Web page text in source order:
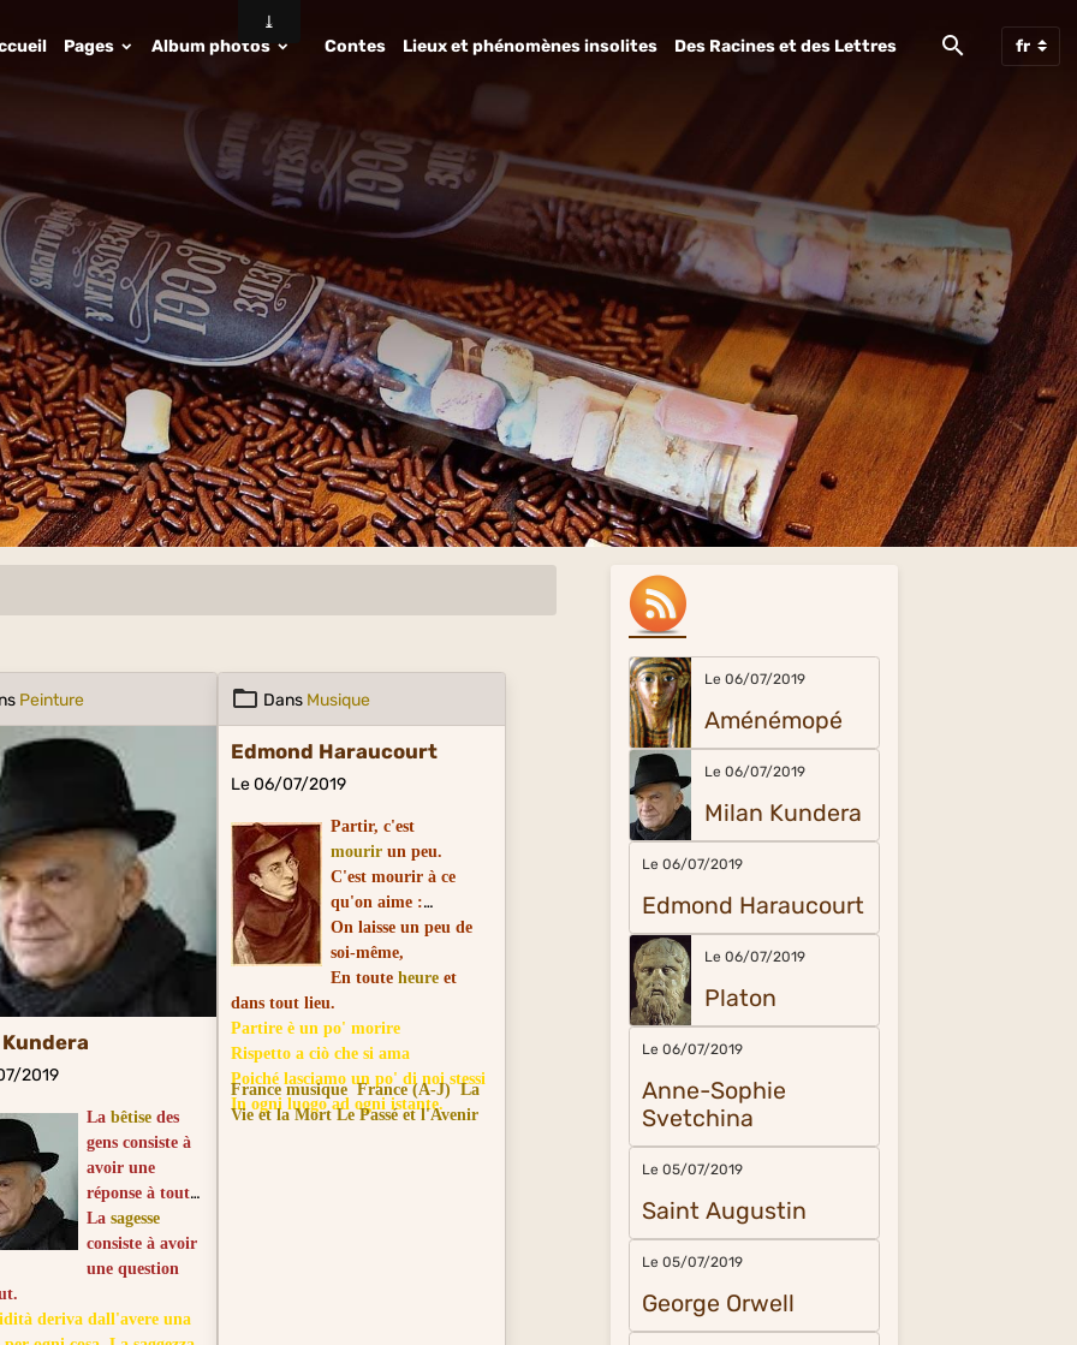
Pages Album photos Contes Lieux et phénomènes insolites Des Racines et des Lettres
Peinture
2019
La bêtisedes
gens consiste à
avoir une
réponse à tout.
La sagesse
consiste à avoir
une question
deriva dall'avere una
Dans Musique
Edmond Haraucourt
Le 06/07/2019
Partir, c'est
mourir un peu.
C'est mourir à ce
qu'on aime :
On laisse un peu de
soi-même,
En touteheure et
dans tout lieu.
Partire è un po' morire
Rispetto a ciò che si ama
Poiché lasciamo un po' di noi stessi
In ogni luogo ad ogni istante.
France musique France (A-J) La
Vie et la Mort Le Passé et l'Avenir
Le 06/07/2019
Aménémopé
Le 06/07/2019
Milan Kundera
Le 06/07/2019
Edmond Haraucourt
Le 06/07/2019
Platon
Le 06/07/2019
Anne-Sophie
Svetchina
Le 05/07/2019
Saint Augustin
Le 05/07/2019
George Orwell